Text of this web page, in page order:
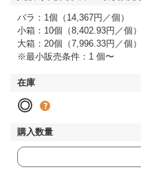
バラ：1個（14,367円／個）
小箱：10個（8,402.93円／個）
大箱：20個（7,996.33円／個）
※最小販売条件：1 個〜
◎